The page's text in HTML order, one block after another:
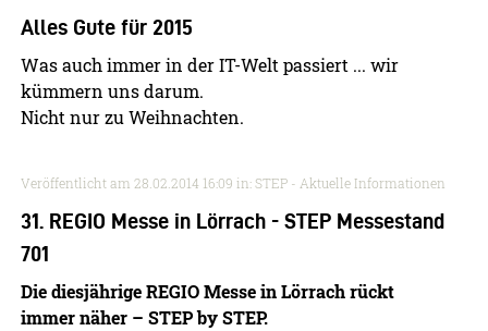
Alles Gute für 2015
Was auch immer in der IT-Welt passiert ... wir
kümmern uns darum.
Nicht nur zu Weihnachten.
Veröffentlicht am28.02.2014 16:09 in: STEP - Aktuelle Informationen
31. REGIO Messe in Lörrach - STEP Messestand
701
Die diesjährige REGIO Messe in Lörrach rückt
immer näher – STEP by STEP.